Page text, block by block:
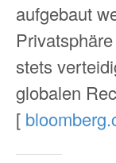
aufgebaut
stets
globalen
[